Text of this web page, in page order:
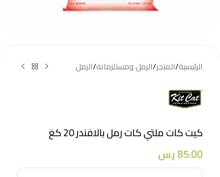
الرئيسية/المتجر/الرمل ومستلزماته/الرمل
كيت كات ملتي كات رمل بالافندر 20 كغ
85.00ر.س